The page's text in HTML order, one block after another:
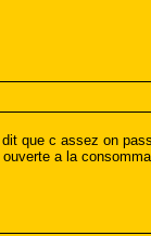
que c assez on
a la